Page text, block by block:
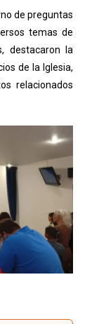
de preguntas
temas de
destacaron la
de la Iglesia,
relacionados